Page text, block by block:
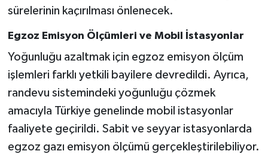
sürelerinin kaçırılması önlenecek.
Egzoz Emisyon Ölçümleri ve Mobil İstasyonlar
Yoğunluğu azaltmak için egzoz emisyon ölçüm
işlemleri farklı yetkili bayilere devredildi. Ayrıca,
randevu sistemindeki yoğunluğu çözmek
amacıyla Türkiye genelinde mobil istasyonlar
faaliyete geçirildi. Sabit ve seyyar istasyonlarda
egzoz gazı emisyon ölçümü gerçekleştirilebiliyor.